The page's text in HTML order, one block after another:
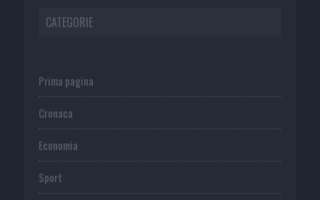
CATEGORIE
Prima pagina
Cronaca
Economia
Sport